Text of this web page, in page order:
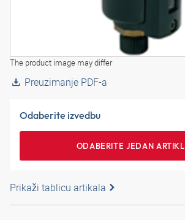
The product image may differ
Preuzimanje PDF-a
Odaberite izvedbu
ODABERITE JEDAN ARTIKL
Prikaži tablicu artikala